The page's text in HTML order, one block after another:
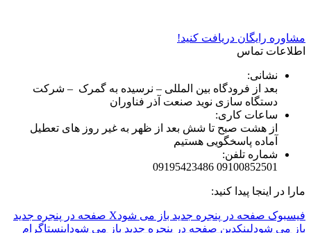
مشاوره رایگان دریافت کنید!
اطلاعات تماس
نشانی:
بعد از فرودگاه بین المللی – نرسیده به گمرک – شرکت
دستگاه سازی نوید صنعت آذر فناوران
ساعات کاری:
از هشت صبح تا شش بعد از ظهر به غیر روز های تعطیل
آماده پاسخگویی هستیم
شماره تلفن:
09100852501 09195423486
مارا در اینجا پیدا کنید:
فیسبوک صفحه در پنجره جدید باز می شود
X صفحه در پنجره جدید
باز می شودلینکدین صفحه در پنجره جدید باز می شود اینستاگرام